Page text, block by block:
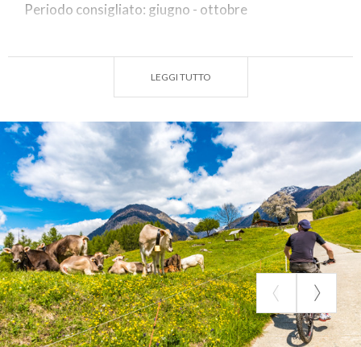
Periodo consigliato: giugno - ottobre
a raggiungere Carnale, dove si lascia l'auto. Un
bosco, per poi raggiungere un passaggio nella roccia
e un punto di sosta attrezzato. Per un tratto il
sentiero si mantiene a quota 1400 m, per poi
scendere fino a raggiungere un ponticello che
attraversa il torrente Antognasco a quota 1305 m.
Infine, una breve salita conduce al rifugio Val di
Togno (1317 m).
LEGGI TUTTO